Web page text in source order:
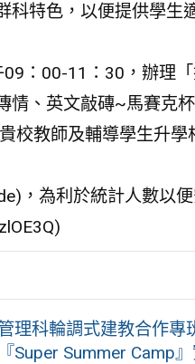
科特色，以便提供學生
：00-11：30，辦理
情、英文敲磚~馬賽克
校教師及輔導學生升
，為利於統計人數以
理科輪調式建教合作專
Super Summer Camp